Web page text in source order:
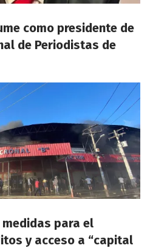
como presidente de
de Periodistas de
para el
y acceso a “capital